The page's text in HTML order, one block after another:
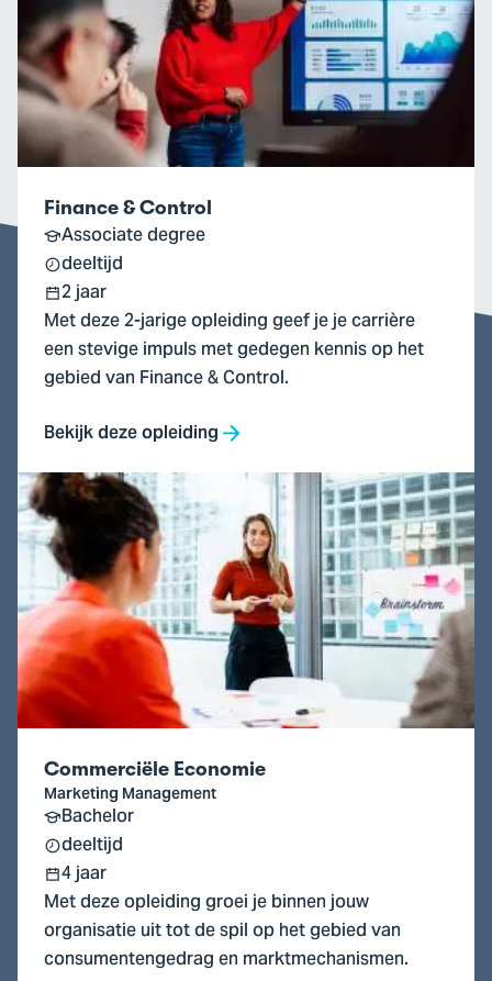
Control
Finance & Control
Associate degree
deeltijd
2 jaar
Met deze 2-jarige opleiding geef je je carrière
een stevige impuls met gedegen kennis op het
gebied van Finance & Control.
Bekijk deze opleiding
Ga
naar
Commerciële
Economie
Commerciële Economie
Marketing Management
Bachelor
deeltijd
4 jaar
Met deze opleiding groei je binnen jouw
organisatie uit tot de spil op het gebied van
consumentengedrag en marktmechanismen.